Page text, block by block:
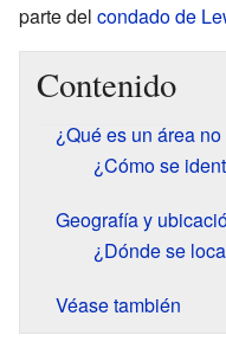
parte del condado de
Contenido
¿Qué es un área
¿Cómo se
Geografía y
¿Dónde se
Véase también